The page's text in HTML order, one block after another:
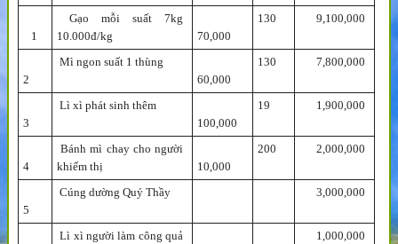
1
Gạo mỗi suất 7kg
10.000đ/kg
70,000
130 9,100,000
2
Mì ngon suất 1 thùng
60,000
130 7,800,000
3
Lì xì phát sinh thêm
100,000
19 1,900,000
4
Bánh mì chay cho người
khiếm thị
10,000
200 2,000,000
5
Cúng dường Quý Thầy 3,000,000
Lì xì người làm công quả
1,000,000